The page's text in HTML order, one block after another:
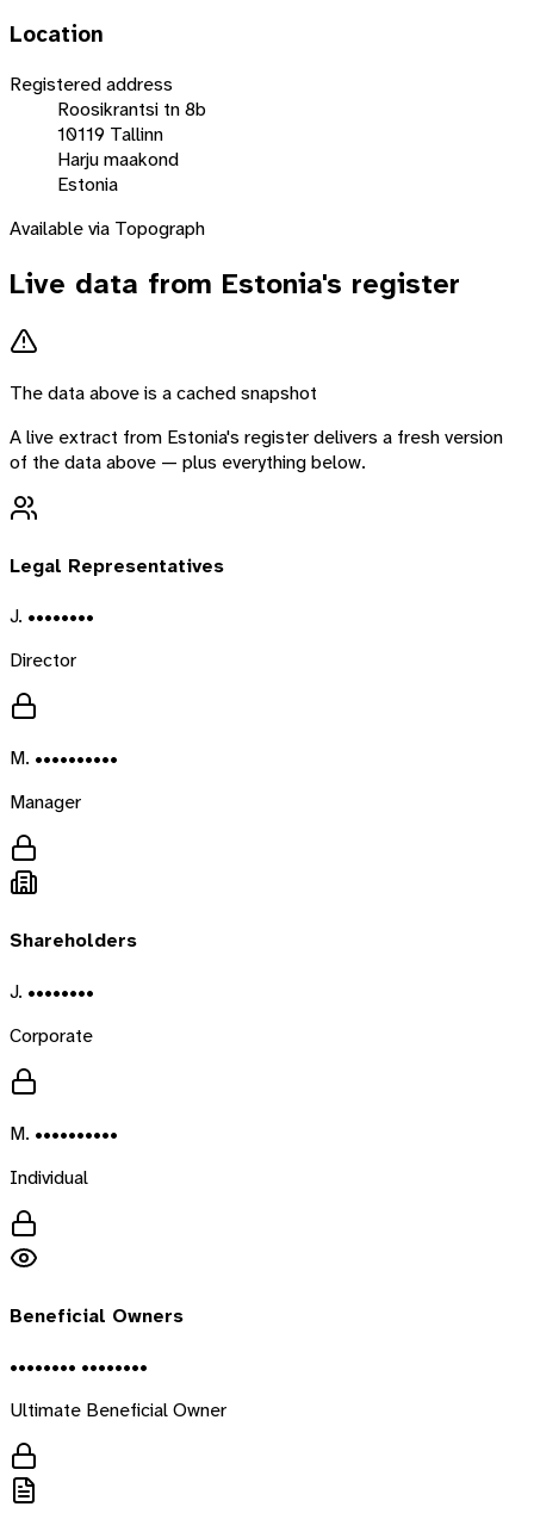
Location
Registered address
Roosikrantsi tn 8b
10119 Tallinn
Harju maakond
Estonia
Available via Topograph
Live data from Estonia's register
The data above is a cached snapshot
A live extract from Estonia's register delivers a fresh version
of the data above — plus everything below.
Legal Representatives
J. ••••••••
Director
M. ••••••••••
Manager
Shareholders
J. ••••••••
Corporate
M. ••••••••••
Individual
Beneficial Owners
•••••••• ••••••••
Ultimate Beneficial Owner